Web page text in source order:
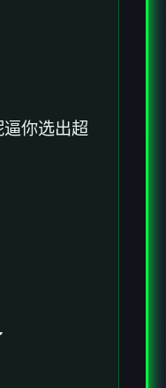
你选出超